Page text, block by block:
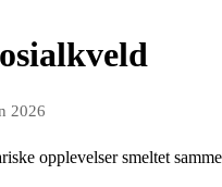
2026
opplevelser smeltet